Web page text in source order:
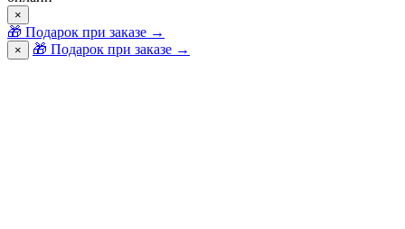
×
🎁 Подарок при заказе →
× 🎁 Подарок при заказе →